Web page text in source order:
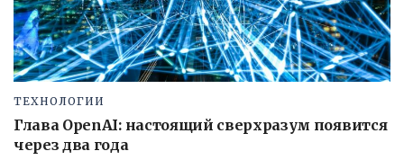
ТЕХНОЛОГИИ
Глава OpenAI: настоящий сверхразум появится
через два года